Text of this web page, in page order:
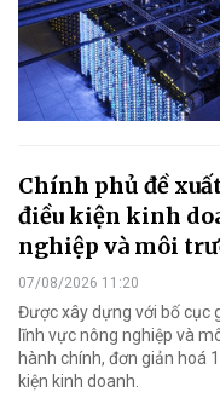
Chính phủ đề
điều kiện kinh
nghiệp và môi
07/08/2026 11:20
Được xây dựng với bố cục
lĩnh vực nông nghiệp và
hành chính, đơn giản hoá
kiện kinh doanh.